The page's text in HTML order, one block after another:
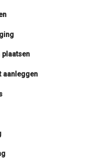
plaatsen
aanleggen